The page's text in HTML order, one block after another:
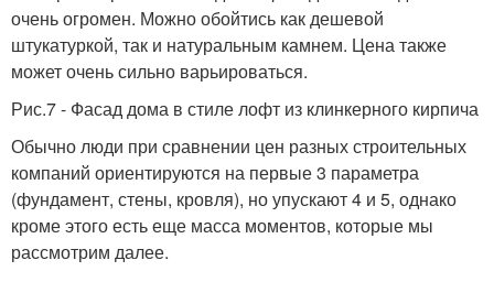
очень огромен. Можно обойтись как дешевой
штукатуркой, так и натуральным камнем. Цена также
может очень сильно варьироваться.
Рис.7 - Фасад дома в стиле лофт из клинкерного кирпича
Обычно люди при сравнении цен разных строительных
компаний ориентируются на первые 3 параметра
(фундамент, стены, кровля), но упускают 4 и 5, однако
кроме этого есть еще масса моментов, которые мы
рассмотрим далее.